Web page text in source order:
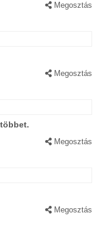
Megosztás
Megosztás
Megosztás
Megosztás